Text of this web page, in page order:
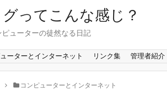
ってこんな感じ？
ピューターの徒然なる日記
ーターとインターネット リンク集 管理者紹介
コンピューターとインターネット